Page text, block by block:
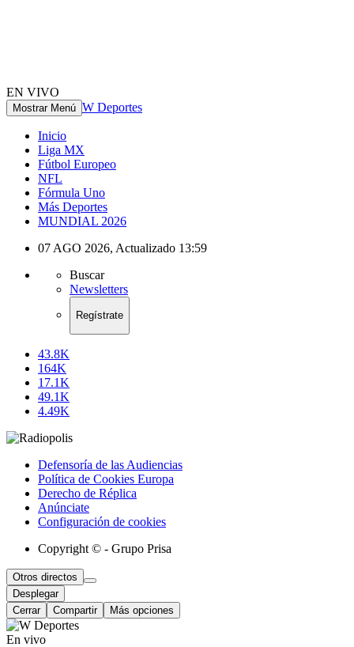
EN VIVO
Mostrar Menú W Deportes
Inicio
Liga MX
Fútbol Europeo
NFL
Fórmula Uno
Más Deportes
MUNDIAL 2026
07 AGO 2026, Actualizado 13:59
Buscar
Newsletters
Regístrate
43.8K
164K
17.1K
49.1K
4.49K
Defensoría de las Audiencias
Política de Cookies Europa
Derecho de Réplica
Anúnciate
Configuración de cookies
Copyright © - Grupo Prisa
Otros directos
Desplegar
Cerrar
Compartir Más opciones
En vivo